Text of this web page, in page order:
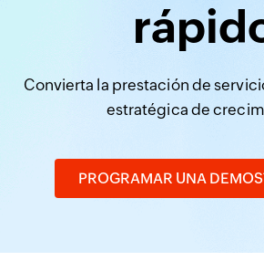
Convierta la prestación de
estratégica de
PROGRAMAR UNA